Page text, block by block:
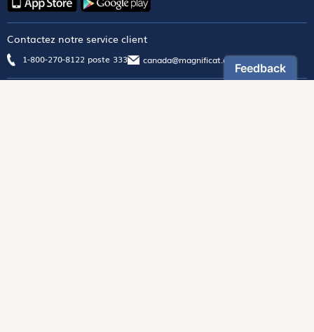
Contactez notre service client
1-800-270-8122 poste 333 canada@magnificat.com